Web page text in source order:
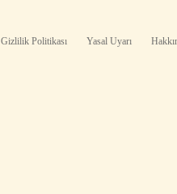
Gizlilik Politikası Yasal Uyarı